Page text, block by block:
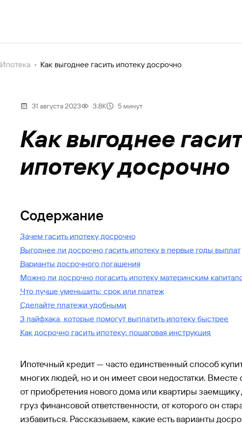
Ипотека Как выгоднее гасить ипотеку досрочно
31 августа 2023 3.8К 5 минут
Как выгоднее
ипотеку досрочно
Содержание
Зачем гасить ипотеку досрочно
Выгоднее ли досрочно гасить ипотеку в первые годы выплат
Варианты досрочного погашения
Можно ли досрочно погасить ипотеку материнским
Что лучше уменьшить: срок или платеж
Сделайте платежи удобными
3 лайфхака, которые помогут выплатить ипотеку быстрее
Как досрочно гасить ипотеку: пошаговая инструкция
Ипотечный кредит — часто единственный способ
многих людей, но и он имеет свои недостатки. Вместе
от приобретения нового дома или квартиры заемщику
груз финансовой ответственности, от которого он
избавиться. Рассказываем, какие есть варианты